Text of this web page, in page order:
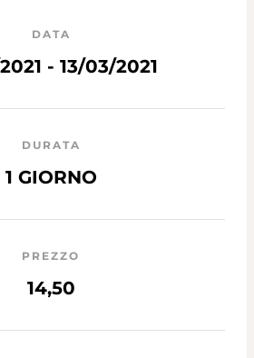
DATA
- 13/03/2021
DURATA
1 GIORNO
PREZZO
14,50